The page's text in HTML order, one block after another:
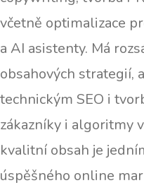
včetně optimalizace
a AI asistenty. Má
obsahových strategií,
technickým SEO i
zákazníky i algoritmy
kvalitní obsah je
úspěšného online